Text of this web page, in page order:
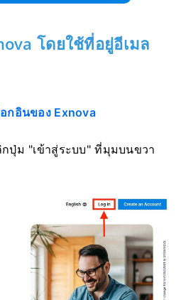
โดยใช้ที่อยู่อีเมล
กอินของ Exnova
ปุ่ม "เข้าสู่ระบบ" ที่มุมบนขวา